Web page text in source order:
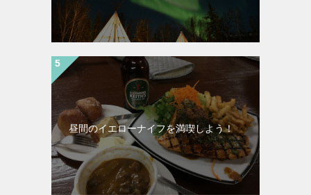
昼間のイエローナイフを満喫しよう！